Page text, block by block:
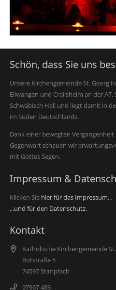
Schön, dass Sie uns
Unsere Kirchengemeinde St. Georg
Ellwangen und Crailsheim an der
Schwäbisch Hall und liegt damit in
im Süden Deutschlands.
Dank einer bewegten
Gegenwart schauen wir
mit Gottes Segen.
Impressum &
Klicken Sie hier für das Impressum...
...und für den Datenschutz.
Kontakt
Katholische Kirchengemeinde
Rotstraße 5
74597 Stimpfach
07967 483